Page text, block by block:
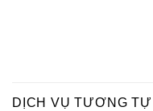
DỊCH VỤ TƯƠNG TỰ